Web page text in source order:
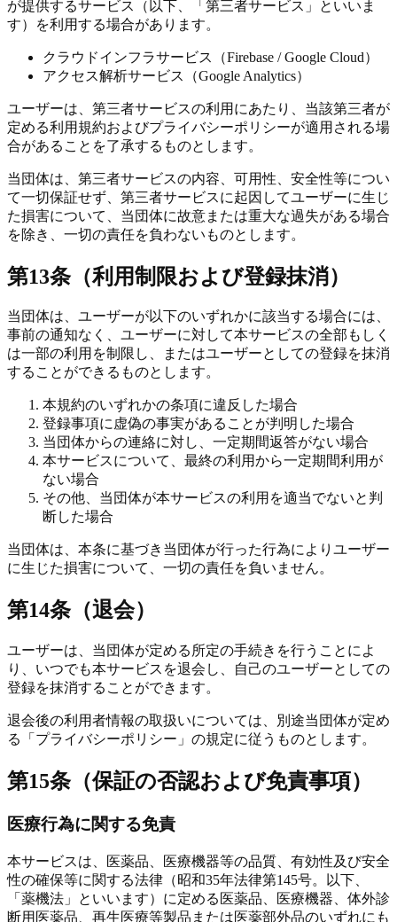
が提供するサービス（以下、「第三者サービス」といいま
す）を利用する場合があります。
クラウドインフラサービス（Firebase / Google Cloud）
アクセス解析サービス（Google Analytics）
ユーザーは、第三者サービスの利用にあたり、当該第三者が
定める利用規約およびプライバシーポリシーが適用される場
合があることを了承するものとします。
当団体は、第三者サービスの内容、可用性、安全性等につい
て一切保証せず、第三者サービスに起因してユーザーに生じ
た損害について、当団体に故意または重大な過失がある場合
を除き、一切の責任を負わないものとします。
第13条（利用制限および登録抹消）
当団体は、ユーザーが以下のいずれかに該当する場合には、
事前の通知なく、ユーザーに対して本サービスの全部もしく
は一部の利用を制限し、またはユーザーとしての登録を抹消
することができるものとします。
本規約のいずれかの条項に違反した場合
登録事項に虚偽の事実があることが判明した場合
当団体からの連絡に対し、一定期間返答がない場合
本サービスについて、最終の利用から一定期間利用が
ない場合
その他、当団体が本サービスの利用を適当でないと判
断した場合
当団体は、本条に基づき当団体が行った行為によりユーザー
に生じた損害について、一切の責任を負いません。
第14条（退会）
ユーザーは、当団体が定める所定の手続きを行うことによ
り、いつでも本サービスを退会し、自己のユーザーとしての
登録を抹消することができます。
退会後の利用者情報の取扱いについては、別途当団体が定め
る「プライバシーポリシー」の規定に従うものとします。
第15条（保証の否認および免責事項）
医療行為に関する免責
本サービスは、医薬品、医療機器等の品質、有効性及び安全
性の確保等に関する法律（昭和35年法律第145号。以下、
「薬機法」といいます）に定める医薬品、医療機器、体外診
断用医薬品、再生医療等製品または医薬部外品のいずれにも